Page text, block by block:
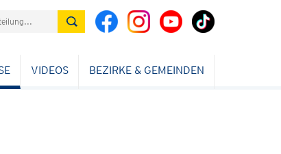
VIDEOS BEZIRKE & GEMEINDEN